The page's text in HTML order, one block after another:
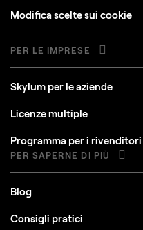
Modifica scelte sui cookie
PER LE IMPRESE
Skylum per le aziende
Licenze multiple
Programma per i rivenditori
PER SAPERNE DI PIÙ
Blog
Consigli pratici